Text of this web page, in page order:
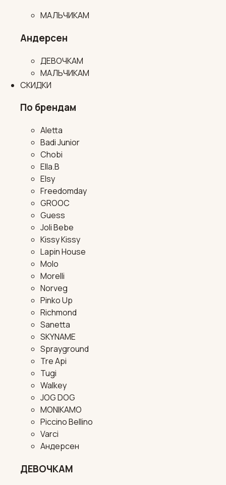
МАЛЬЧИКАМ
Андерсен
ДЕВОЧКАМ
МАЛЬЧИКАМ
СКИДКИ
По брендам
Aletta
Badi Junior
Chobi
Ella.B
Elsy
Freedomday
GROOC
Guess
Joli Bebe
Kissy Kissy
Lapin House
Molo
Morelli
Norveg
Pinko Up
Richmond
Sanetta
SKYNAME
Sprayground
Tre Api
Tugi
Walkey
JOG DOG
MONIKAMO
Piccino Bellino
Varci
Андерсен
ДЕВОЧКАМ